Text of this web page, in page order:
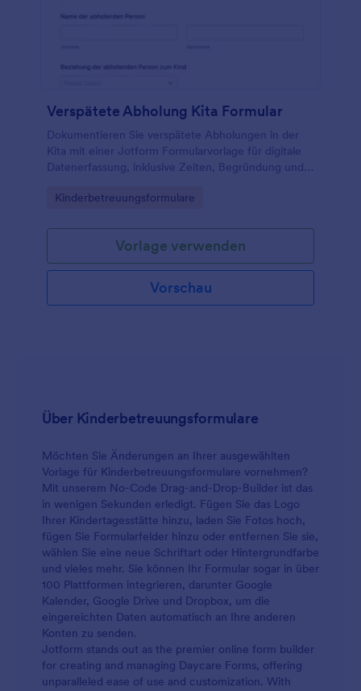
Verspätete Abholung Kita Formular
Dokumentieren Sie verspätete Abholungen in der
Kita mit einer Jotform Formularvorlage für digitale
Datenerfassung, inklusive Zeiten, Begründung und
einheitlich nachverfolgen können.
Go to Category:
Kinderbetreuungsformulare
Vorlage verwenden
Vorschau
Über Kinderbetreuungsformulare
Möchten Sie Änderungen an Ihrer ausgewählten
Vorlage für Kinderbetreuungsformulare vornehmen?
Mit unserem No-Code Drag-and-Drop-Builder ist das
in wenigen Sekunden erledigt. Fügen Sie das Logo
Ihrer Kindertagesstätte hinzu, laden Sie Fotos hoch,
fügen Sie Formularfelder hinzu oder entfernen Sie sie,
wählen Sie eine neue Schriftart oder Hintergrundfarbe
und vieles mehr. Sie können Ihr Formular sogar in über
100 Plattformen integrieren, darunter Google
Kalender, Google Drive und Dropbox, um die
eingereichten Daten automatisch an Ihre anderen
Konten zu senden.
Jotform stands out as the premier online form builder
for creating and managing Daycare Forms, offering
unparalleled ease of use and customization. With